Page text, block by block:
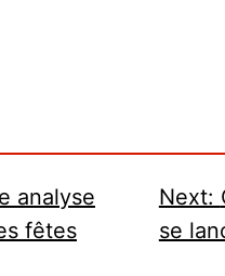
analyse
fêtes
Next:
se